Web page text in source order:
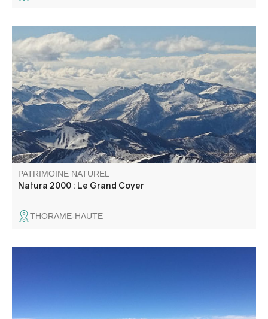
Le site Natura 2000 du Grand Coyer abrite une diversité
exceptionnelle d’habitats naturels (pelouses alpines,
forêts anciennes, éboulis, zones humides) et d’espèces
animales et végétales (chauves-souris, Vipère d’Orsini,
papillons, Ancolie de Reuter).
PATRIMOINE NATUREL
Natura 2000 : Le Grand Coyer
THORAME-HAUTE